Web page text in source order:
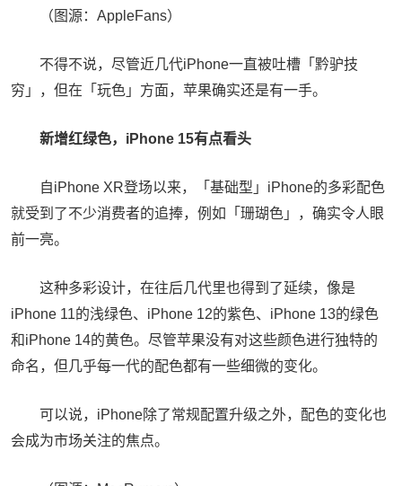
（图源：AppleFans）
不得不说，尽管近几代iPhone一直被吐槽「黔驴技
穷」，但在「玩色」方面，苹果确实还是有一手。
新增红绿色，iPhone 15有点看头
自iPhone XR登场以来，「基础型」iPhone的多彩配色
就受到了不少消费者的追捧，例如「珊瑚色」，确实令人眼
前一亮。
这种多彩设计，在往后几代里也得到了延续，像是
iPhone 11的浅绿色、iPhone 12的紫色、iPhone 13的绿色
和iPhone 14的黄色。尽管苹果没有对这些颜色进行独特的
命名，但几乎每一代的配色都有一些细微的变化。
可以说，iPhone除了常规配置升级之外，配色的变化也
会成为市场关注的焦点。